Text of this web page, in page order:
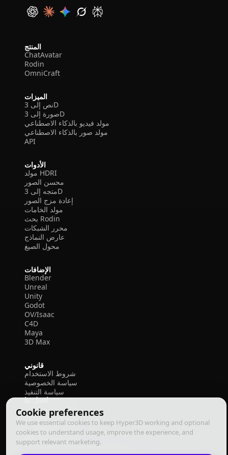
Cookie preferences
We use essential cookies to keep Hyper3D working and optional
cookies to understand usage, improve the experience, and
support relevant marketing.
المنتج
ChatAvatar
Rodin
OmniCraft
الميزات
نص إلى 3D
صورة إلى 3D
مولد فيديو بالذكاء الاصطناعي
مولد صور بالذكاء الاصطناعي
API
الأدوات
مولد HDRI
محسن الصور
متجه إلى 3D
إعادة مزج الصور
مولد الخامات
بحث Rodin
محرر الشبكات
عارض النماذج
محول الصيغ
الإضافات
Blender
Unreal
Unity
Godot
OV/Isaac
C4D
Maya
3D Max
قانوني
شروط الاستخدام
سياسة الخصوصية
سياسة التنفيذ
اتصل بنا